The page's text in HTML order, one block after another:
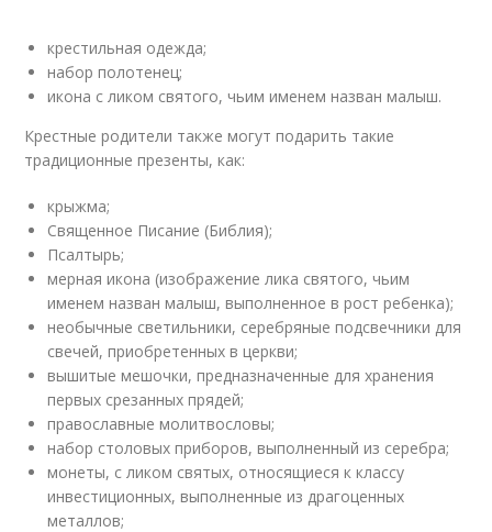
крестильная одежда;
набор полотенец;
икона с ликом святого, чьим именем назван малыш.
Крестные родители также могут подарить такие
традиционные презенты, как:
крыжма;
Священное Писание (Библия);
Псалтырь;
мерная икона (изображение лика святого, чьим
именем назван малыш, выполненное в рост ребенка);
необычные светильники, серебряные подсвечники для
свечей, приобретенных в церкви;
вышитые мешочки, предназначенные для хранения
первых срезанных прядей;
православные молитвословы;
набор столовых приборов, выполненный из серебра;
монеты, с ликом святых, относящиеся к классу
инвестиционных, выполненные из драгоценных
металлов;